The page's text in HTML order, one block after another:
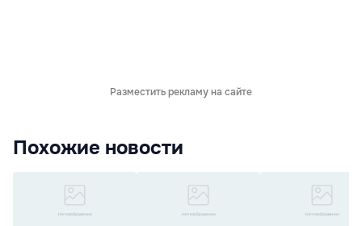
Разместить рекламу на сайте
Похожие новости